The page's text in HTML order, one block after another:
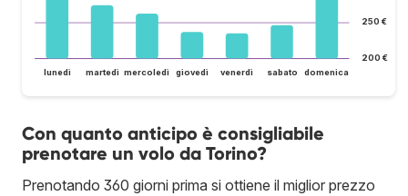
200 €
250 €
lunedì martedì mercoledì giovedì venerdì sabato domenica
Con quanto anticipo è consigliabile
prenotare un volo da Torino?
Prenotando 360 giorni prima si ottiene il miglior prezzo